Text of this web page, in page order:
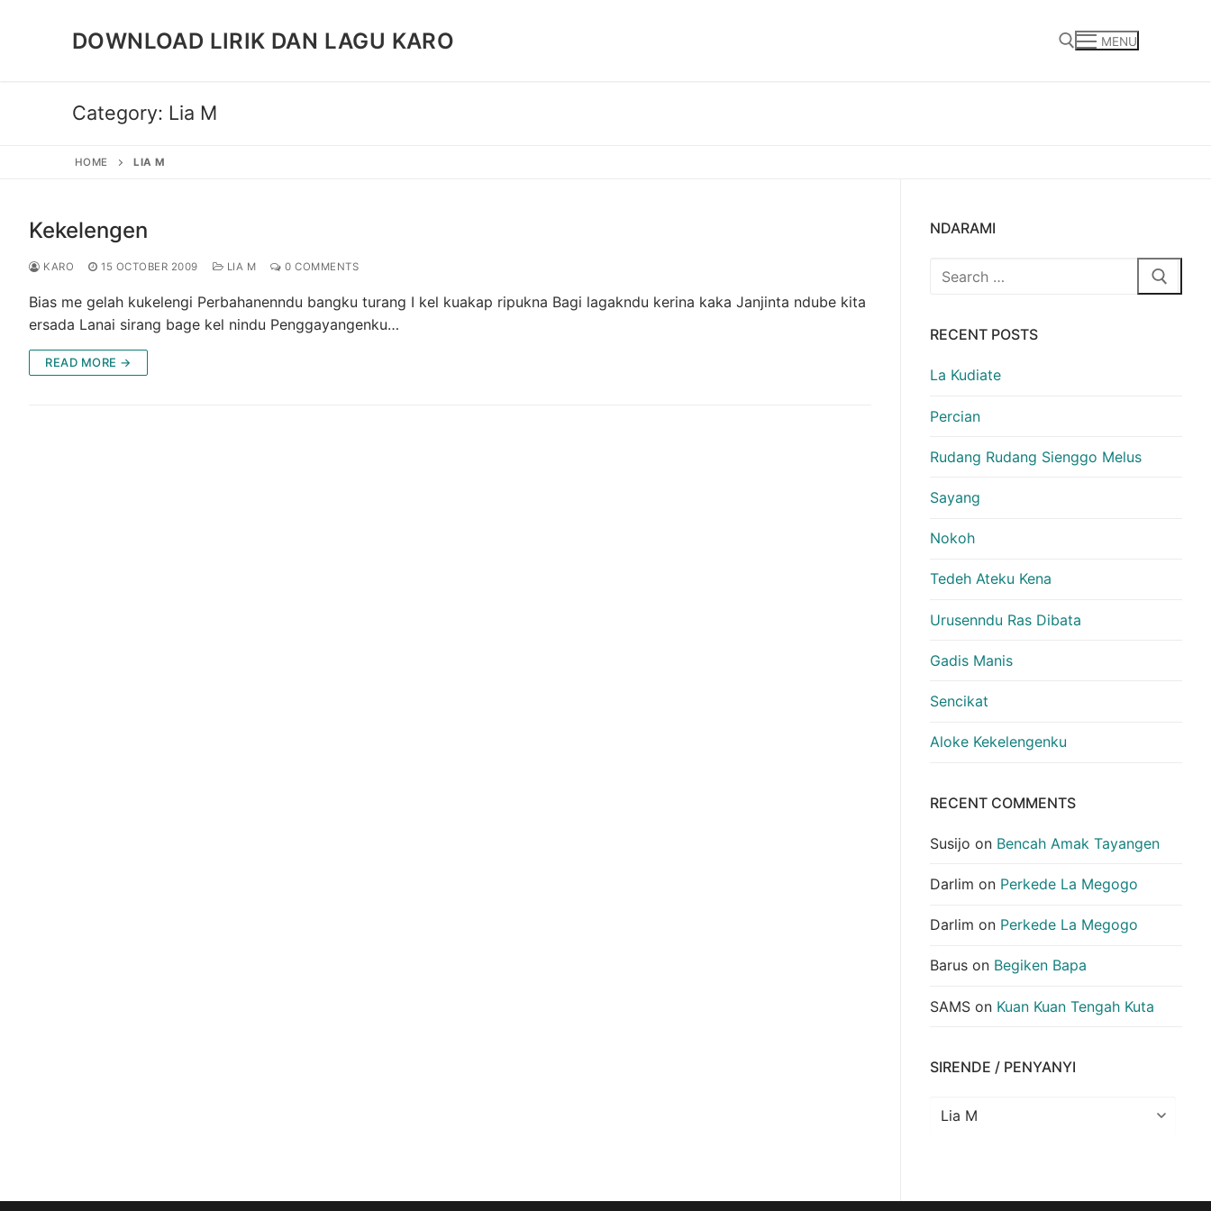
DOWNLOAD LIRIK DAN LAGU KARO MENU
Category: Lia M
HOME LIA M
Kekelengen
KARO 15 OCTOBER 2009 LIA M 0 COMMENTS
Bias me gelah kukelengi Perbahanenndu bangku turang I kel kuakap ripukna Bagi lagakndu kerina kaka Janjinta ndube kita
ersada Lanai sirang bage kel nindu Penggayangenku…
READ MORE →
NDARAMI
Search
RECENT POSTS
La Kudiate
Percian
Rudang Rudang Sienggo Melus
Sayang
Nokoh
Tedeh Ateku Kena
Urusenndu Ras Dibata
Gadis Manis
Sencikat
Aloke Kekelengenku
RECENT COMMENTS
Susijo on Bencah Amak Tayangen
Darlim on Perkede La Megogo
Darlim on Perkede La Megogo
Barus on Begiken Bapa
SAMS on Kuan Kuan Tengah Kuta
SIRENDE / PENYANYI
Sirende